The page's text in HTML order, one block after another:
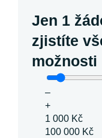
Jen 1
zjistíte
možnosti
–
+
1 000 Kč
100 000 Kč